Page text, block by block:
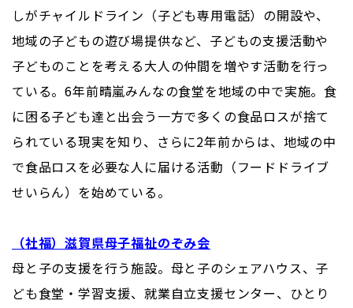
しがチャイルドライン（子ども専用電話）の開設や、
地域の子どもの遊び場提供など、子どもの支援活動や
子どものことを考える大人の仲間を増やす活動を行っ
ている。6年前晴嵐みんなの食堂を地域の中で実施。食
に困る子ども達と出会う一方で多くの食品ロスが捨て
られている現実を知り、さらに2年前からは、地域の中
で食品ロスを必要な人に届ける活動（フードドライブ
せいらん）を始めている。
（社福）滋賀県母子福祉のぞみ会
母と子の支援を行う施設。母と子のシェアハウス、子
ども食堂・学習支援、就業自立支援センター、ひとり